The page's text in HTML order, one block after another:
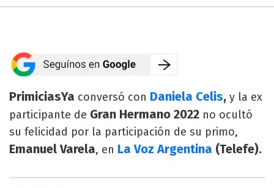
PrimiciasYa conversó con Daniela Celis, y la ex
participante de Gran Hermano 2022 no ocultó
su felicidad por la participación de su primo,
Emanuel Varela, en La Voz Argentina (Telefe).